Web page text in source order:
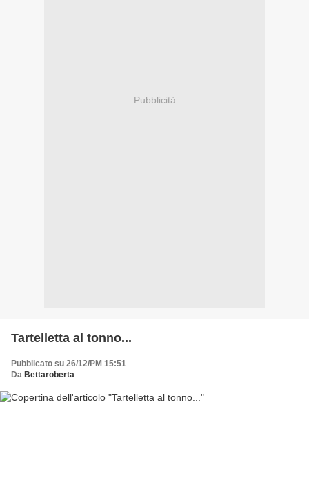
Pubblicità
Tartelletta al tonno...
Pubblicato su 26/12/PM 15:51
Da Bettaroberta